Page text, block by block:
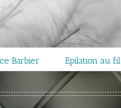
Barbier Epilation au fil